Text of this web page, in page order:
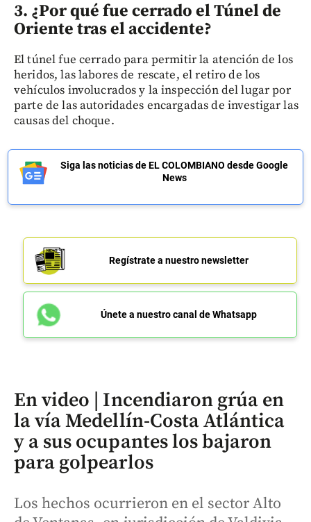
3. ¿Por qué fue cerrado el Túnel de
Oriente tras el accidente?
El túnel fue cerrado para permitir la atención de los
heridos, las labores de rescate, el retiro de los
vehículos involucrados y la inspección del lugar por
parte de las autoridades encargadas de investigar las
causas del choque.
Siga las noticias de EL COLOMBIANO desde Google
News
Regístrate a nuestro newsletter
Únete a nuestro canal de Whatsapp
En video | Incendiaron grúa en
la vía Medellín-Costa Atlántica
y a sus ocupantes los bajaron
para golpearlos
Los hechos ocurrieron en el sector Alto